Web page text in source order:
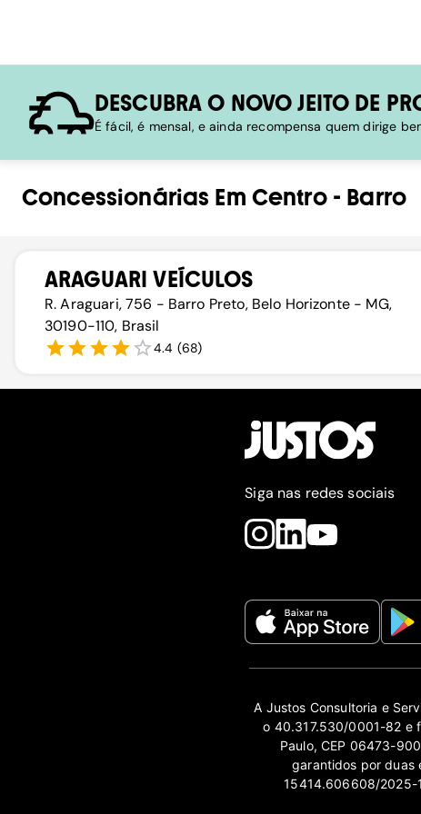
DESCUBRA O NOVO JEITO DE
É fácil, é mensal, e ainda recompensa quem dirige
Concessionárias Em Centro- Barro
ARAGUARI VEÍCULOS
R. Araguari, 756 - Barro Preto, Belo Horizonte - MG,
30190-110, Brasil
4.4 (68)
Siga nas redes sociais
A Justos Consultoria e
o 40.317.530/0001-82 e
Paulo, CEP 06473-
garantidos por duas
15414.606608/2025-